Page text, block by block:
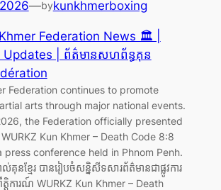
—bykunkhmerboxing
Federation News 🏛️ |
Updates | ព័ត៌មានសហព័ន្ធគុន
Federation continues to promote
arts through major national events.
the Federation officially presented
Kun Khmer – Death Code 8:8
conference held in Phnom Penh.
នខ្មែរ បានរៀបចំសន្និសីទសារព័ត៌មានជាផ្លូវការ
ត្តិការណ៍ WURKZ Kun Khmer – Death